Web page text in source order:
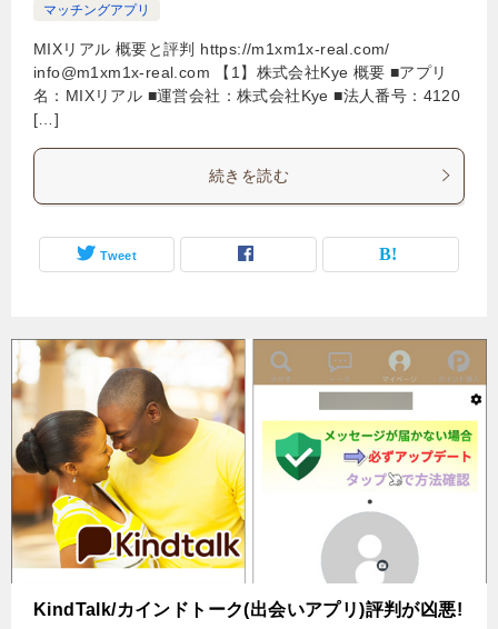
マッチングアプリ
MIXリアル 概要と評判 https://m1xm1x-real.com/
info@m1xm1x-real.com 【1】株式会社Kye 概要 ■アプリ
名：MIXリアル ■運営会社：株式会社Kye ■法人番号：4120
[…]
続きを読む
Tweet
KindTalk/カインドトーク(出会いアプリ)評判が凶悪!